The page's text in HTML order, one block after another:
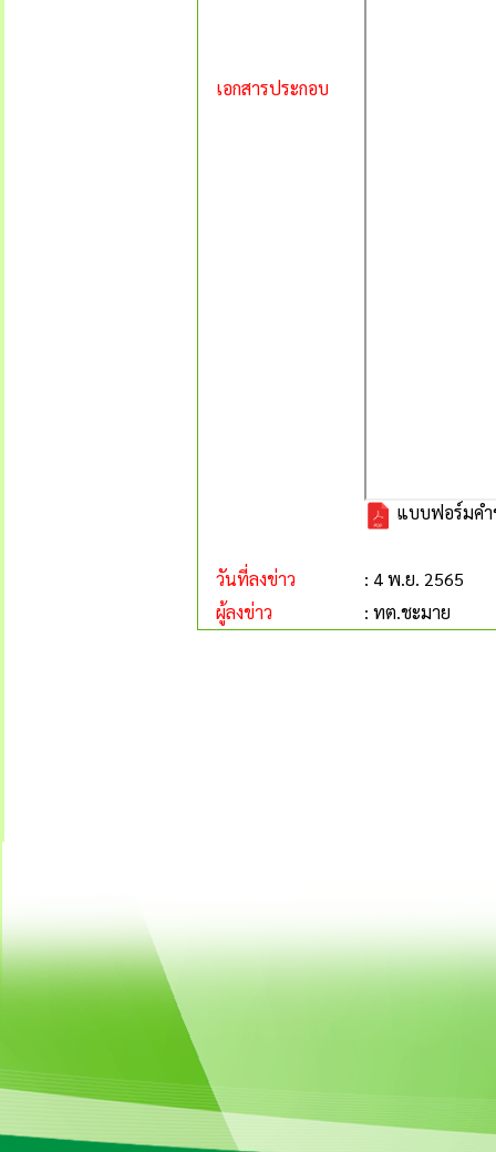
เอกสารประกอบ
แบบฟอร์มคำ
วันที่ลงข่าว
: 4 พ.ย. 2565
ผู้ลงข่าว
: ทต.ชะมาย